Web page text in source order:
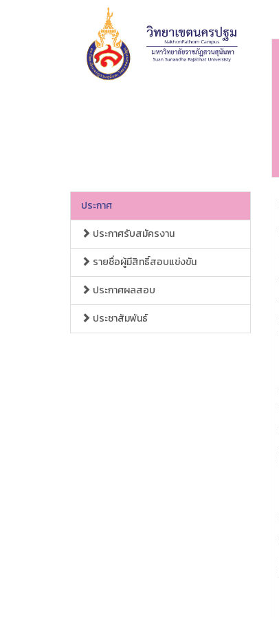
ประกาศ
ประกาศรับสมัครงาน
รายชื่อผู้มีสิทธิ์สอบแข่งขัน
ประกาศผลสอบ
ประชาสัมพันธ์